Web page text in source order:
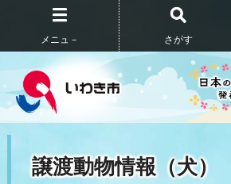
メニュ－ さがす
譲渡動物情報（犬）